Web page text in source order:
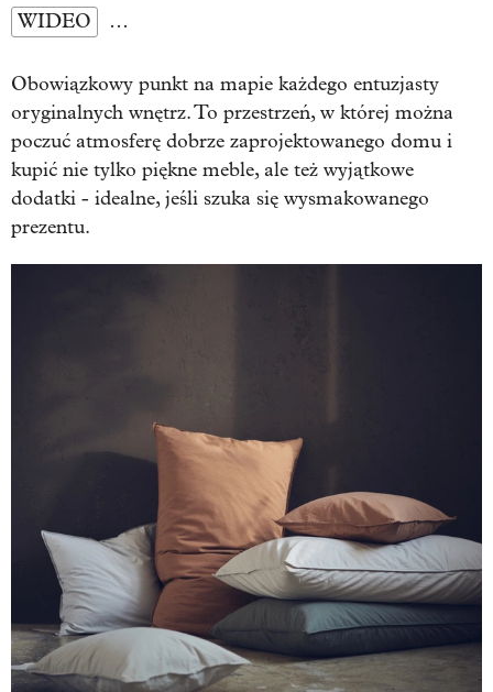
WIDEO …
Obowiązkowy punkt na mapie każdego entuzjasty
oryginalnych wnętrz. To przestrzeń, w której można
poczuć atmosferę dobrze zaprojektowanego domu i
kupić nie tylko piękne meble, ale też wyjątkowe
dodatki - idealne, jeśli szuka się wysmakowanego
prezentu.